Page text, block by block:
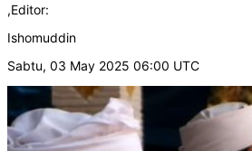
,Editor:
Ishomuddin
Sabtu, 03 May 2025 06:00 UTC